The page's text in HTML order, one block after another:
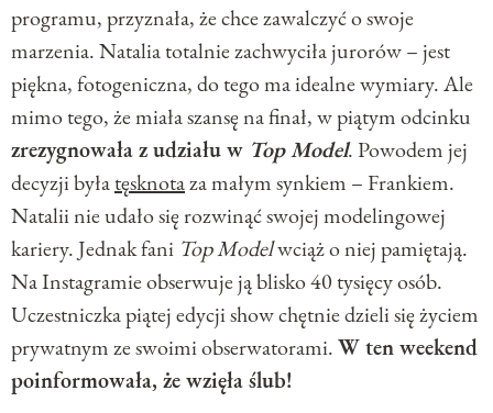
programu, przyznała, że chce zawalczyć o swoje
marzenia. Natalia totalnie zachwyciła jurorów – jest
piękna, fotogeniczna, do tego ma idealne wymiary. Ale
mimo tego, że miała szansę na finał, w piątym odcinku
zrezygnowała z udziału w Top Model. Powodem jej
decyzji byłatęsknotaza małym synkiem – Frankiem.
Natalii nie udało się rozwinąć swojej modelingowej
kariery. Jednak fani Top Modelwciąż o niej pamiętają.
Na Instagramie obserwuje ją blisko 40 tysięcy osób.
Uczestniczka piątej edycji show chętnie dzieli się życiem
prywatnym ze swoimi obserwatorami.W ten weekend
poinformowała, że wzięła ślub!